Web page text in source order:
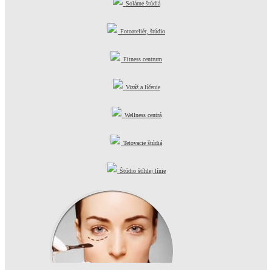
Solárne štúdiá
Fotoateliér, štúdio
Fitness centrum
Vizáž a líčenie
Wellness centrá
Tetovacie štúdiá
Štúdio štíhlej línie